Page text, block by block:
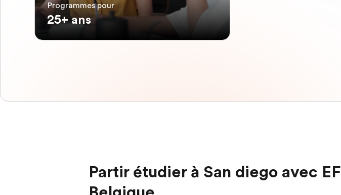
Programmes pour
25+ ans
Partir étudier à San diego avec EF